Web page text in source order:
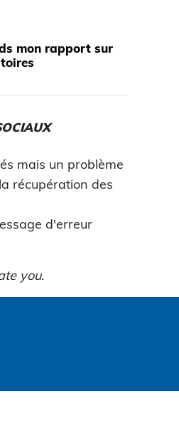
mon rapport sur
mais un problème
récupération des
d'erreur
you.